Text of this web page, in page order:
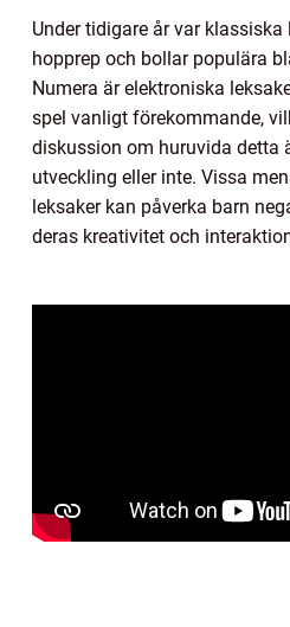
Under tidigare år var
hopprep och bollar populära
Numera är elektroniska
spel vanligt förekommande,
diskussion om huruvida detta
utveckling eller inte. Vissa
leksaker kan påverka barn
deras kreativitet och